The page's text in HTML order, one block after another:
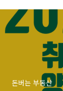
돈버는 부동산